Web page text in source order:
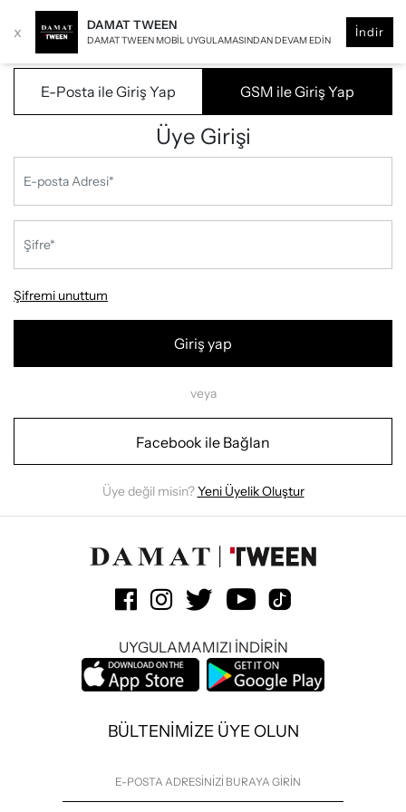
x DAMAT TWEEN
DAMAT TWEEN MOBIL UYGULAMASINDAN DEVAM EDIN
İndir
E-Posta ile Giriş Yap GSM ile Giriş Yap
Üye Girişi
Şifremi unuttum
Giriş yap
veya
Facebook ile Bağlan
Üye değil misin?Yeni Üyelik Oluştur
UYGULAMAMIZI İNDİRİN
BÜLTENİMİZE ÜYE OLUN